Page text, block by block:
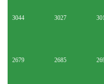
3044 3027
2679 2685